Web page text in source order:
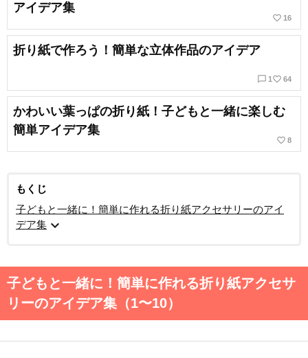
アイデア集
favorite_border 16
折り紙で作ろう！簡単な立体作品のアイデア
chat_bubble_outline 1 favorite_border 64
かわいい葉っぱの折り紙！子どもと一緒に楽しむ
簡単アイデア集
favorite_border 8
もくじ
子どもと一緒に！簡単に作れる折り紙アクセサリーのアイ
デア集 expand_more
子どもと一緒に！簡単に作れる折り紙アクセサ
リーのアイデア集（1〜10）